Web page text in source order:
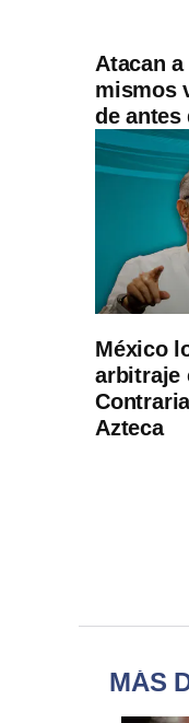
Atacan
mismos
de antes
México
arbitraje
Azteca
MÁS